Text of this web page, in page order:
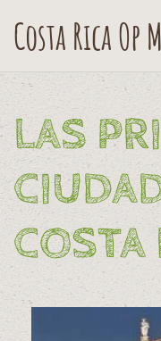
Skip to main
Costa Rica Op
LAS
COSTA